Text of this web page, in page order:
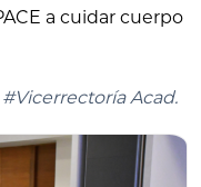
a cuidar cuerpo
#Vicerrectoría Acad.